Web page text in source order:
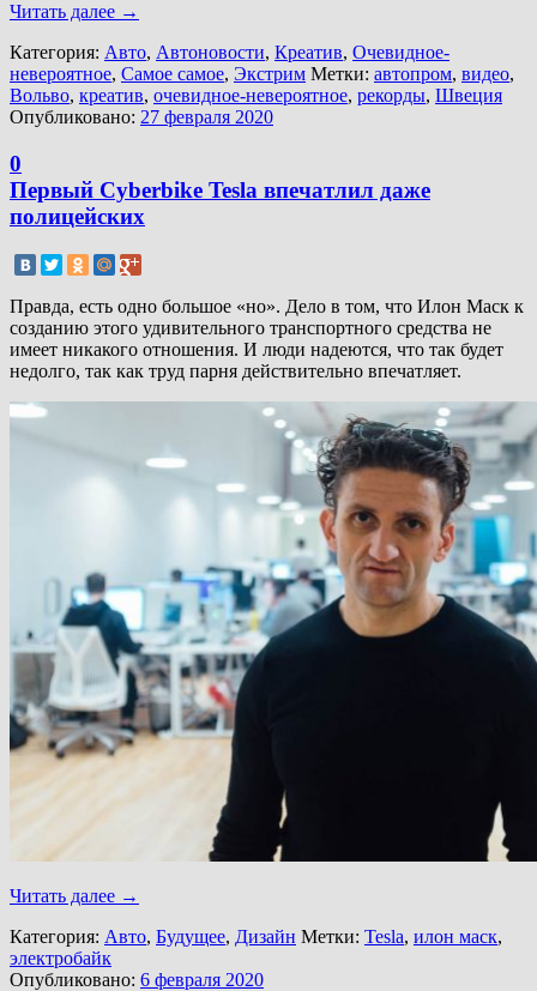
Читать далее →
Категория: Авто, Автоновости, Креатив, Очевидное-
невероятное, Самое самое, Экстрим Метки: автопром, видео,
Вольво, креатив, очевидное-невероятное, рекорды, Швеция
Опубликовано: 27 февраля 2020
0
Первый Cyberbike Tesla впечатлил даже
полицейских
Правда, есть одно большое «но». Дело в том, что Илон Маск к
созданию этого удивительного транспортного средства не
имеет никакого отношения. И люди надеются, что так будет
недолго, так как труд парня действительно впечатляет.
Читать далее →
Категория: Авто, Будущее, Дизайн Метки: Tesla, илон маск,
электробайк
Опубликовано: 6 февраля 2020